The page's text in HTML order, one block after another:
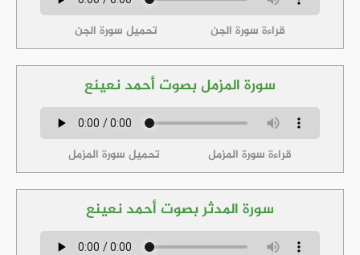
قراءة سورة الجن تحميل سورة الجن
سورة المزمل بصوت أحمد نعينع
قراءة سورة المزمل تحميل سورة المزمل
سورة المدثر بصوت أحمد نعينع